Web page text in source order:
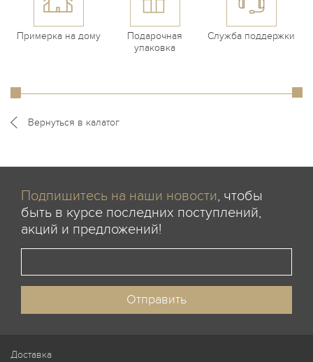
Примерка на дому
Подарочная
упаковка
Служба поддержки
Вернуться в калатог
Подпишитесь на наши новости, чтобы
быть в курсе последних поступлений,
акций и предложений!
Доставка